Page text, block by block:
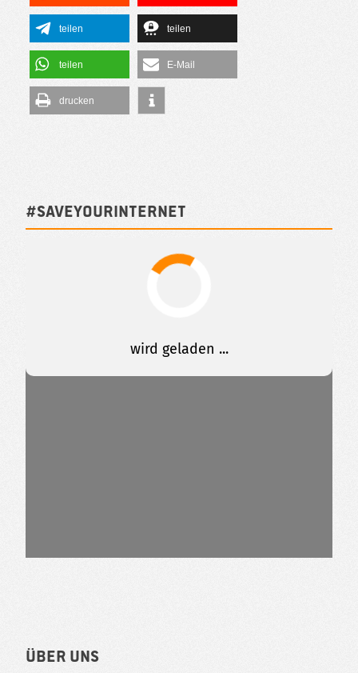
teilen teilen
teilen E-Mail
drucken
#SAVEYOURINTERNET
Über uns